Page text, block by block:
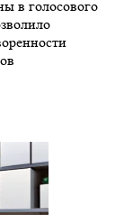
в голосового